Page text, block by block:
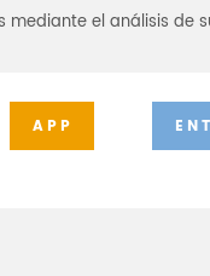
el análisis de
APP